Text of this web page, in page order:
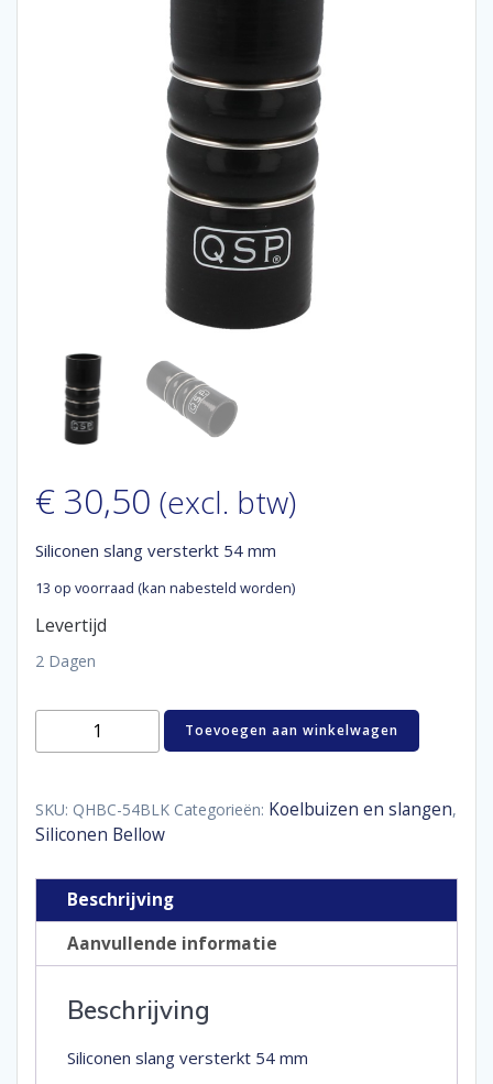
€ 30,50 (excl. btw)
Siliconen slang versterkt 54 mm
13 op voorraad (kan nabesteld worden)
Levertijd
2 Dagen
Siliconen
mm
aantal
Toevoegen aan winkelwagen
SKU: QHBC-54BLK Categorieën: Koelbuizen en slangen,
Siliconen Bellow
Beschrijving
Aanvullende informatie
Beschrijving
Siliconen slang versterkt 54 mm